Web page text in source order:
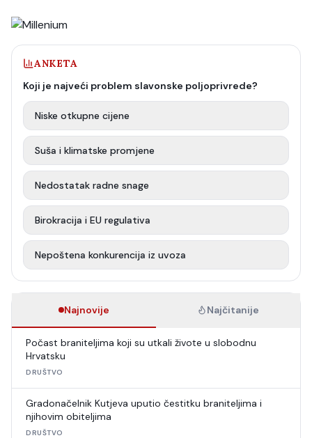
ANKETA
Koji je najveći problem slavonske poljoprivrede?
Niske otkupne cijene
Suša i klimatske promjene
Nedostatak radne snage
Birokracija i EU regulativa
Nepoštena konkurencija iz uvoza
Najnovije Najčitanije
Počast braniteljima koji su utkali živote u slobodnu
Hrvatsku
DRUŠTVO
Gradonačelnik Kutjeva uputio čestitku braniteljima i
njihovim obiteljima
DRUŠTVO